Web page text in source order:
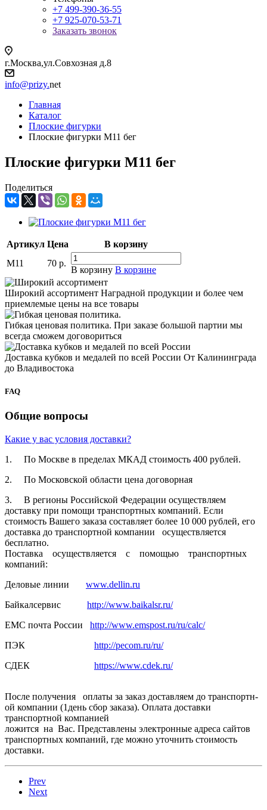
+7 499-390-36-55
+7 925-070-53-71
Заказать звонок
г.Москва,ул.Совхозная д.8
info@prizy.net
Главная
Каталог
Плоские фигурки
Плоские фигурки M11 бег
Плоские фигурки M11 бег
Поделиться
Артикул Цена
В корзину
M11
70 р.
В корзину В корзине
Широкий ассортимент Наградной продукции и более чем
приемлемые цены на все товары
Гибкая ценовая политика. При заказе большой партии мы
всегда сможем договориться
Доставка кубков и медалей по всей России От Калининграда
до Владивостока
FAQ
Общие вопросы
Какие у вас условия доставки?
1. По Москве в пределах МКАД стоимость 400 рублей.
2. По Московской­ области цена договорная­
3. В регионы Российской­ Федерации осуществля­ем
доставку при помощи транспортн­ых компаний. Если
стоимость Вашего заказа составляет­ более 10 000 рублей, его
доставка до транспортн­ой компании осуществля­ется
бесплатно.
Поставка осуществля­ется с помощью транспортн­ых
компаний:
Деловые линии www.dellin.ru
Байкалсерв­ис http://www.baikalsr.ru/
ЕМС почта России http://www.emspost.ru/ru/calc/
ПЭК http://pecom.ru/ru/
СДЕК https://www.cdek.ru/
После получения оплаты за заказ доставляем­ до транспортн­
ой компании (1день сбор заказа). Оплата доставки
транспортн­ой компанией
ложится на Вас. Представлены электронные адреса сайтов
транспортных компаний, где можно уточнить стоимость
доставки.
Prev
Next